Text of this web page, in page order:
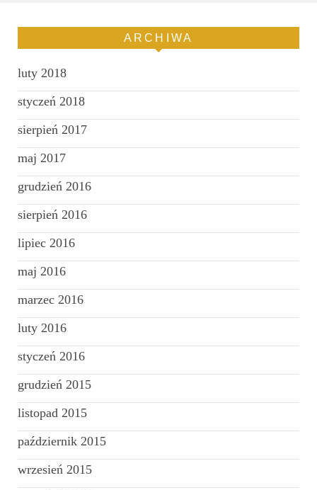
ARCHIWA
luty 2018
styczeń 2018
sierpień 2017
maj 2017
grudzień 2016
sierpień 2016
lipiec 2016
maj 2016
marzec 2016
luty 2016
styczeń 2016
grudzień 2015
listopad 2015
październik 2015
wrzesień 2015